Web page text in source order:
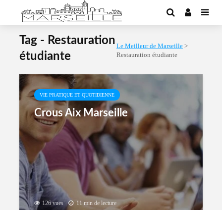
Tag - Restauration
étudiante
Le Meilleur de Marseille>
Restauration étudiante
VIE PRATIQUE ET QUOTIDIENNE
Crous Aix Marseille
126 vues 11 min de lecture